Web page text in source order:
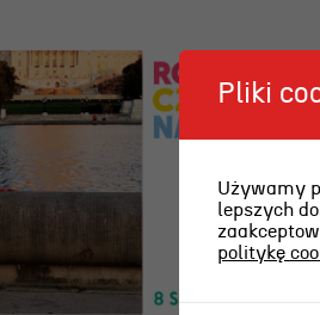
Pliki
Używamy
lepszych
politykę